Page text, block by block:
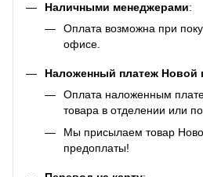
Наличными менеджерами:
Оплата возможна при
офисе.
Наложенный платеж Новой
Оплата наложенным
товара в отделении или по
Мы присылаем товар
предоплаты!